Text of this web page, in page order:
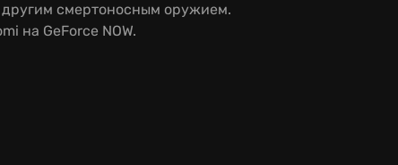
смертоносным оружием.
на GeForce NOW.